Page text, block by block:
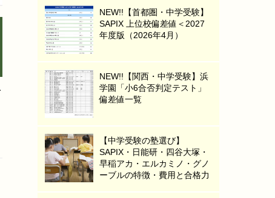
NEW!!【首都圏・中学受験】
SAPIX 上位校偏差値＜2027
年度版（2026年4月）
NEW!!【関西・中学受験】浜
学園「小6合否判定テスト」
偏差値一覧
【中学受験の塾選び】
SAPIX・日能研・四谷大塚・
早稲アカ・エルカミノ・グノ
ーブルの特徴・費用と合格力